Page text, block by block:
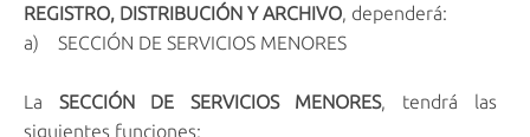
REGISTRO, DISTRIBUCIÓN Y ARCHIVO, dependerá:
a) SECCIÓN DE SERVICIOS MENORES
La SECCIÓN DE SERVICIOS MENORES, tendrá las
siguientes funciones: